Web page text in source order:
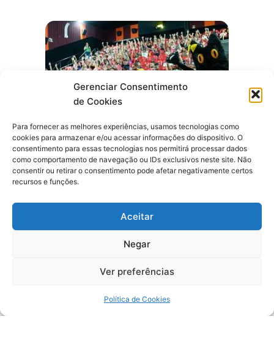
Gerenciar Consentimento
de Cookies
Para fornecer as melhores experiências, usamos tecnologias como
cookies para armazenar e/ou acessar informações do dispositivo. O
consentimento para essas tecnologias nos permitirá processar dados
como comportamento de navegação ou IDs exclusivos neste site. Não
consentir ou retirar o consentimento pode afetar negativamente certos
recursos e funções.
Aceitar
Negar
Ver preferências
Política de Cookies
Cultura e Entretenimento
Mostra de cinema infantil começa hoje (4); serão